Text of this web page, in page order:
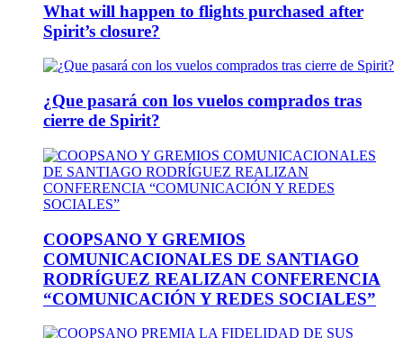
What will happen to flights purchased after
Spirit’s closure?
¿Que pasará con los vuelos comprados tras
cierre de Spirit?
COOPSANO Y GREMIOS
COMUNICACIONALES DE SANTIAGO
RODRÍGUEZ REALIZAN CONFERENCIA
“COMUNICACIÓN Y REDES SOCIALES”